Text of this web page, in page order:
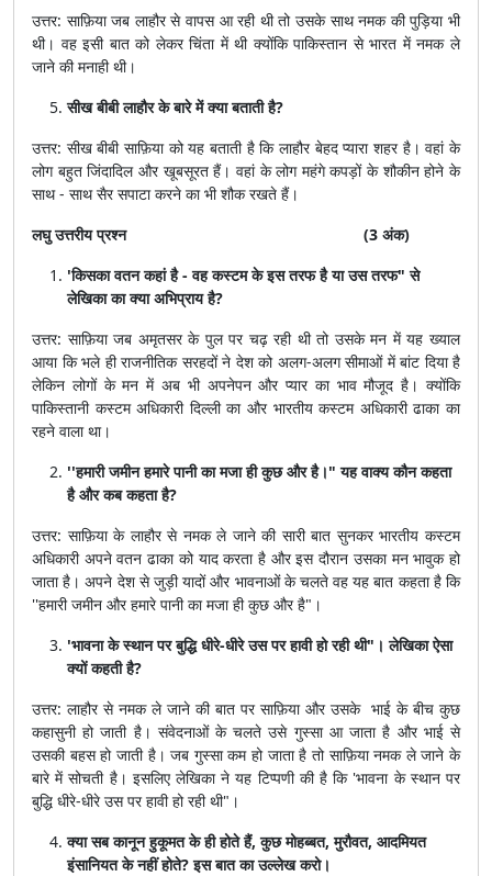
उत्तर: साफ़िया जब लाहौर से वापस आ रही थी तो उसके साथ नमक की पुड़िया भी
थी। वह इसी बात को लेकर चिंता में थी क्योंकि पाकिस्तान से भारत में नमक ले
जाने की मनाही थी।
सीख बीबी लाहौर के बारे में क्या बताती है?
उत्तर: सीख बीबी साफ़िया को यह बताती है कि लाहौर बेहद प्यारा शहर है। वहां के
लोग बहुत जिंदादिल और खूबसूरत हैं। वहां के लोग महंगे कपड़ों के शौकीन होने के
साथ - साथ सैर सपाटा करने का भी शौक रखते हैं।
लघु उत्तरीय प्रश्न (3 अंक)
'किसका वतन कहां है - वह कस्टम के इस तरफ है या उस तरफ" से
लेखिका का क्या अभिप्राय है?
उत्तर: साफ़िया जब अमृतसर के पुल पर चढ़ रही थी तो उसके मन में यह ख्याल
आया कि भले ही राजनीतिक सरहदों ने देश को अलग-अलग सीमाओं में बांट दिया है
लेकिन लोगों के मन में अब भी अपनेपन और प्यार का भाव मौजूद है। क्योंकि
पाकिस्तानी कस्टम अधिकारी दिल्ली का और भारतीय कस्टम अधिकारी ढाका का
रहने वाला था।
''हमारी जमीन हमारे पानी का मजा ही कुछ और है।" यह वाक्य कौन कहता
है और कब कहता है?
उत्तर: साफ़िया के लाहौर से नमक ले जाने की सारी बात सुनकर भारतीय कस्टम
अधिकारी अपने वतन ढाका को याद करता है और इस दौरान उसका मन भावुक हो
जाता है। अपने देश से जुड़ी यादों और भावनाओं के चलते वह यह बात कहता है कि
''हमारी जमीन और हमारे पानी का मजा ही कुछ और है"।
'भावना के स्थान पर बुद्धि धीरे-धीरे उस पर हावी हो रही थी"। लेखिका ऐसा
क्यों कहती है?
उत्तर: लाहौर से नमक ले जाने की बात पर साफ़िया और उसके भाई के बीच कुछ
कहासुनी हो जाती है। संवेदनाओं के चलते उसे गुस्सा आ जाता है और भाई से
उसकी बहस हो जाती है। जब गुस्सा कम हो जाता है तो साफ़िया नमक ले जाने के
बारे में सोचती है। इसलिए लेखिका ने यह टिप्पणी की है कि 'भावना के स्थान पर
बुद्धि धीरे-धीरे उस पर हावी हो रही थी"।
क्या सब कानून हुकूमत के ही होते हैं, कुछ मोहब्बत, मुरौवत, आदमियत
इंसानियत के नहीं होते? इस बात का उल्लेख करो।